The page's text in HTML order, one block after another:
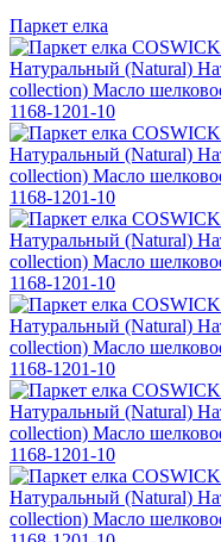
Паркет елка